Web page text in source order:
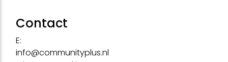
Contact
E:
info@communityplus.nl